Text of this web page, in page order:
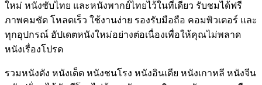
ใหม่ หนังซับไทย และหนังพากย์ไทยไว้ในที่เดียว รับชมได้ฟรี
ภาพคมชัด โหลดเร็ว ใช้งานง่าย รองรับมือถือ คอมพิวเตอร์ และ
ทุกอุปกรณ์ อัปเดตหนังใหม่อย่างต่อเนื่องเพื่อให้คุณไม่พลาด
หนังเรื่องโปรด
รวมหนังดัง หนังเด็ด หนังชนโรง หนังอินเดีย หนังเกาหลี หนังจีน